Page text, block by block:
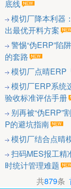
底线
模切厂降本利器
出最优开料方案
警惕“伪ERP”陷
的套路
模切厂点晴ERP
模切厂ERP系统
验收标准评估手册
别再被“伪ERP”
P的避坑指南
模切厂结合点晴
扫码MES报工精
时统计管理难题
共879条